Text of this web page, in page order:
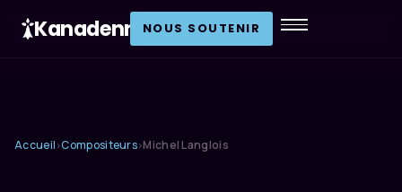
Kanadenn NOUS SOUTENIR
Accueil ›Compositeurs›Michel Langlois